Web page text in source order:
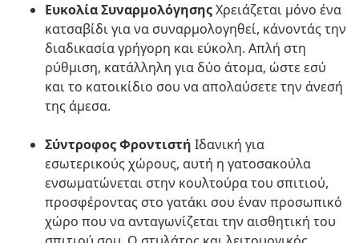
Ευκολία ΣυναρμολόγησηςΧρειάζεται μόνο ένα
κατσαβίδι για να συναρμολογηθεί, κάνοντάς την
διαδικασία γρήγορη και εύκολη. Απλή στη
ρύθμιση, κατάλληλη για δύο άτομα, ώστε εσύ
και το κατοικίδιο σου να απολαύσετε την άνεσή
της άμεσα.
Σύντροφος Φροντιστή Ιδανική για
εσωτερικούς χώρους, αυτή η γατοσακούλα
ενσωματώνεται στην κουλτούρα του σπιτιού,
προσφέροντας στο γατάκι σου έναν προσωπικό
χώρο που να ανταγωνίζεται την αισθητική του